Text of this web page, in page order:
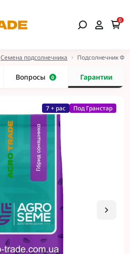
0
Семена подсолнечника Подсолнечник
Вопросы 0 Гарантии
7 + рас Под Гранстар